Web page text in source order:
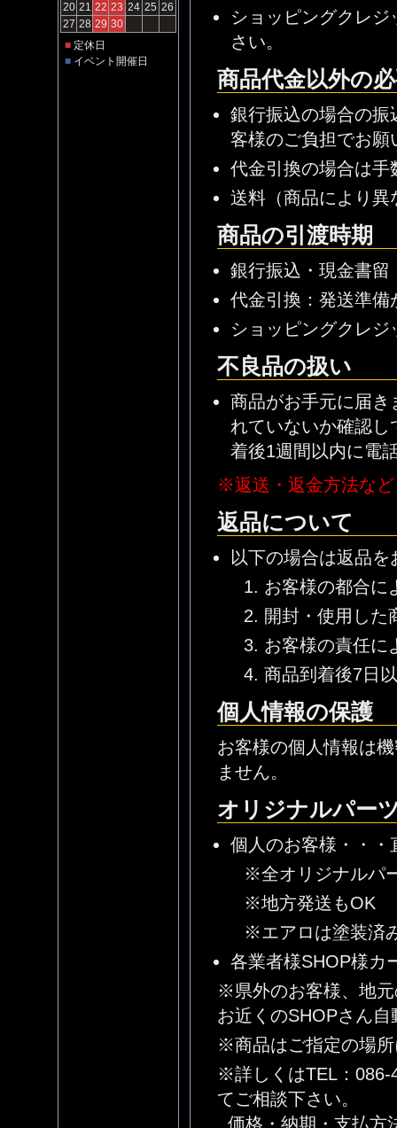
ショッピングクレ
さい。
商品代金以外の
銀行振込の場合の
客様のご負担でお願
代金引換の場合は
送料（商品により
商品の引渡時期
銀行振込・現金書
代金引換：発送準備
ショッピングクレ
不良品の扱い
商品がお手元に届
れていないか確認
着後1週間以内に電
※返送・返金方法な
返品について
以下の場合は返品
お客様の都合に
開封・使用した
お客様の責任に
商品到着後7日
個人情報の保護
お客様の個人情報は
ません。
オリジナルパー
個人のお客様・・
※全オリジナルパ
※地方発送もOK
※エアロは塗装済
各業者様SHOP様カ
※県外のお客様、地
お近くのSHOPさん
※商品はご指定の場
※詳しくはTEL：086-
てご相談下さい。
価格・納期・支払方
20 21 22 23 24 25 26
27 28 29 30
■ 定休日
■ イベント開催日